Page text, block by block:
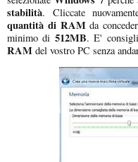
stabilità. Cliccate
quantità di RAMda
minimo di 512MB. E'
RAM del vostro PC senza